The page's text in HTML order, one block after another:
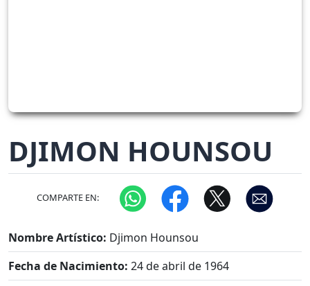
DJIMON HOUNSOU
COMPARTE EN:
Nombre Artístico: Djimon Hounsou
Fecha de Nacimiento: 24 de abril de 1964